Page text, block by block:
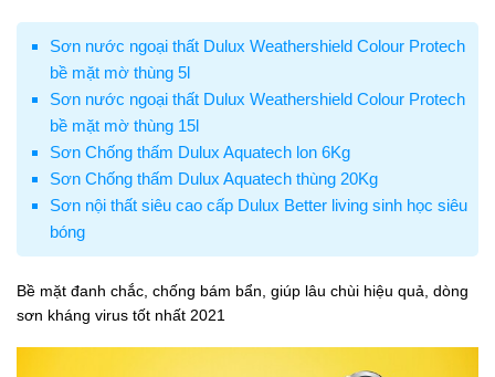
Sơn nước ngoại thất Dulux Weathershield Colour Protech
bề mặt mờ thùng 5l
Sơn nước ngoại thất Dulux Weathershield Colour Protech
bề mặt mờ thùng 15l
Sơn Chống thấm Dulux Aquatech lon 6Kg
Sơn Chống thấm Dulux Aquatech thùng 20Kg
Sơn nội thất siêu cao cấp Dulux Better living sinh học siêu
bóng
Bề mặt đanh chắc, chống bám bẩn, giúp lâu chùi hiệu quả, dòng
sơn kháng virus tốt nhất 2021